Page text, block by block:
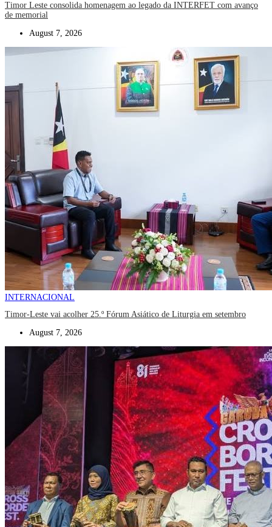
Timor Leste consolida homenagem ao legado da INTERFET com avanço
de memorial
August 7, 2026
INTERNACIONAL
Timor-Leste vai acolher 25.º Fórum Asiático de Liturgia em setembro
August 7, 2026